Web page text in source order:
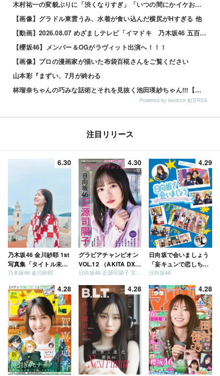
木村祐一の変貌ぶりに「渋くなりすぎ」「いつの間にかイケおじに」の声 他
【画像】グラドル東雲うみ、水着が食い込んだ横尻がHすぎる 他
【動画】2026.08.07 めざましテレビ「イマドキ 乃木坂46 五百城茉央」
【櫻坂46】メンバー＆OGがラヴィット出演へ！！！
【画像】プロの漫画家が描いた布袋百椛さんをご覧ください
山本彩『まずい、7月が終わる
林瑠奈ちゃんの巧みな話術とそれを見抜く池田瑛紗ちゃん!!!【乃木坂46】
Powered by livedoor 相互RSS
注目リリース
6.30
乃木坂46 金川紗耶 1st
写真集「タイトル未
定」
乃木坂46 金川紗耶
4.30
グラビアチャンピオン
VOL.12 （AKITA DXシ
リーズ）
日向坂46 正源司陽子 宮地すみれ
4.29
日向坂で会いましょう
「妄キュンで恋しちゃ
いましょう」「どっち
う」「ご褒美でロケし
ましょう」「フレンド
リーになりましょう」
「笑って卒業を祝いま
しょう」 [Blu-ray]
日向坂46
4.28 4.28 4.28